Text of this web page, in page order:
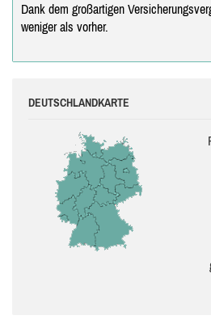
Dank dem großartigen
weniger als vorher.
DEUTSCHLANDKARTE